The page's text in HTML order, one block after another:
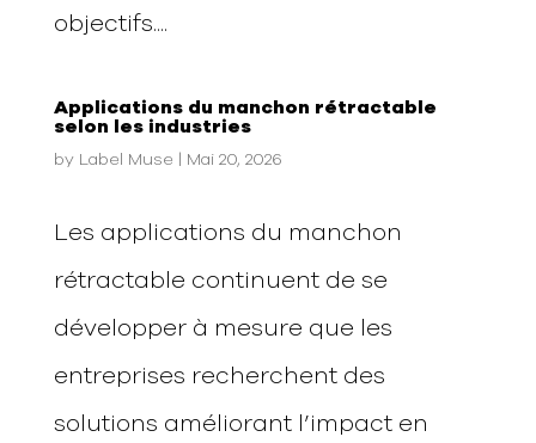
objectifs....
Applications du manchon rétractable
selon les industries
by Label Muse Mai 20, 2026
Les applications du manchon
rétractable continuent de se
développer à mesure que les
entreprises recherchent des
solutions améliorant l’impact en